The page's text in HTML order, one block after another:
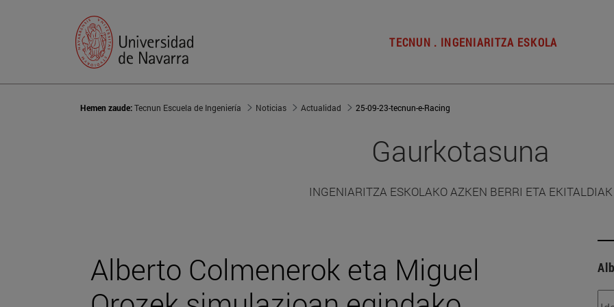
TECNUN . INGENIARITZA ESKOLA
Hemen zaude:Tecnun Escuela de Ingeniería Noticias Actualidad 25-09-23-tecnun-e-Racing
Gaurkotasuna
INGENIARITZA ESKOLAKO AZKEN BERRI ETA EKITALDIAK
Alberto Colmenerok eta Miguel